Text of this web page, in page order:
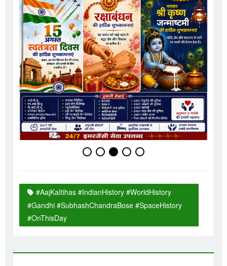
#AajKaItihas #IndianHistory #WorldHistory
#Gandhi #SubhashChandraBose #SpaceHistory
#OnThisDay